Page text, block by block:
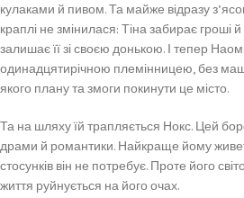
кулаками й пивом. Та майже відразу
краплі не змінилася: Тіна забирає гроші
залишає її зі своєю донькою. І тепер
одинадцятирічною племінницею, без
якого плану та змоги покинути це місто.
Та на шляху їй трапляється Нокс. Цей
драми й романтики. Найкраще йому
стосунків він не потребує. Проте його
життя руйнується на його очах.